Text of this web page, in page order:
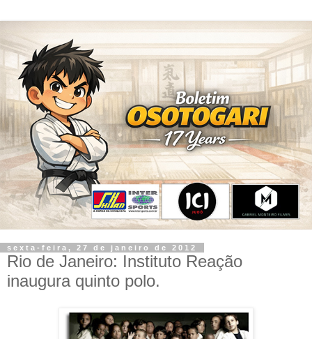
sexta-feira, 27 de janeiro de 2012
Rio de Janeiro: Instituto Reação
inaugura quinto polo.